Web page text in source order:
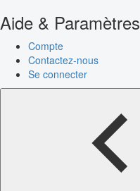
Aide & Paramètres
Compte
Contactez-nous
Se connecter